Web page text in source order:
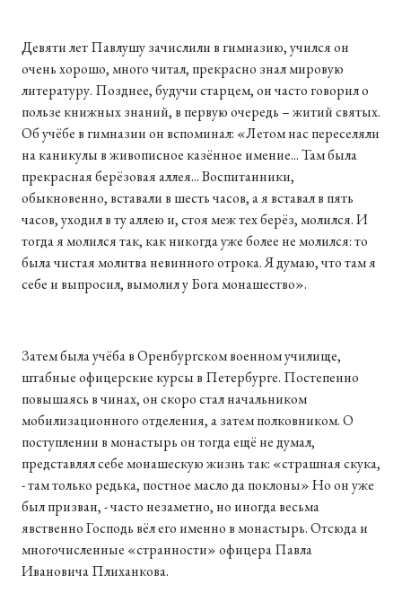
Девяти лет Павлушу зачислили в гимназию, учился он
очень хорошо, много читал, прекрасно знал мировую
литературу. Позднее, будучи старцем, он часто говорил о
пользе книжных знаний, в первую очередь – житий святых.
Об учёбе в гимназии он вспоминал: «Летом нас переселяли
на каникулы в живописное казённое имение... Там была
прекрасная берёзовая аллея... Воспитанники,
обыкновенно, вставали в шесть часов, а я вставал в пять
часов, уходил в ту аллею и, стоя меж тех берёз, молился. И
тогда я молился так, как никогда уже более не молился: то
была чистая молитва невинного отрока. Я думаю, что там я
себе и выпросил, вымолил у Бога монашество».
Затем была учёба в Оренбургском военном училище,
штабные офицерские курсы в Петербурге. Постепенно
повышаясь в чинах, он скоро стал начальником
мобилизационного отделения, а затем полковником. О
поступлении в монастырь он тогда ещё не думал,
представлял себе монашескую жизнь так: «страшная скука,
- там только редька, постное масло да поклоны» Но он уже
был призван, - часто незаметно, но иногда весьма
явственно Господь вёл его именно в монастырь. Отсюда и
многочисленные «странности» офицера Павла
Ивановича Плиханкова.